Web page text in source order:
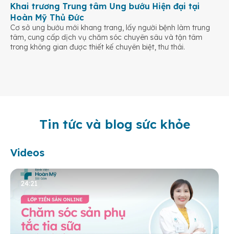
Khai trương Trung tâm Ung bướu Hiện đại tại
Hoàn Mỹ Thủ Đức
Cơ sở ung bướu mới khang trang, lấy người bệnh làm trung
tâm, cung cấp dịch vụ chăm sóc chuyên sâu và tận tâm
trong không gian được thiết kế chuyên biệt, thư thái.
Tin tức và blog sức khỏe
Videos
24:21